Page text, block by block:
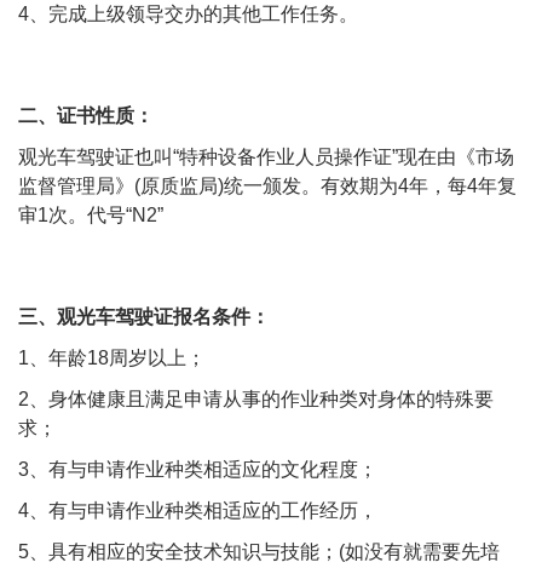
4、完成上级领导交办的其他工作任务。
二、证书性质：
观光车驾驶证也叫“特种设备作业人员操作证”现在由《市场
监督管理局》(原质监局)统一颁发。有效期为4年，每4年复
审1次。代号“N2”
三、观光车驾驶证报名条件：
1、年龄18周岁以上；
2、身体健康且满足申请从事的作业种类对身体的特殊要
求；
3、有与申请作业种类相适应的文化程度；
4、有与申请作业种类相适应的工作经历，
5、具有相应的安全技术知识与技能；(如没有就需要先培